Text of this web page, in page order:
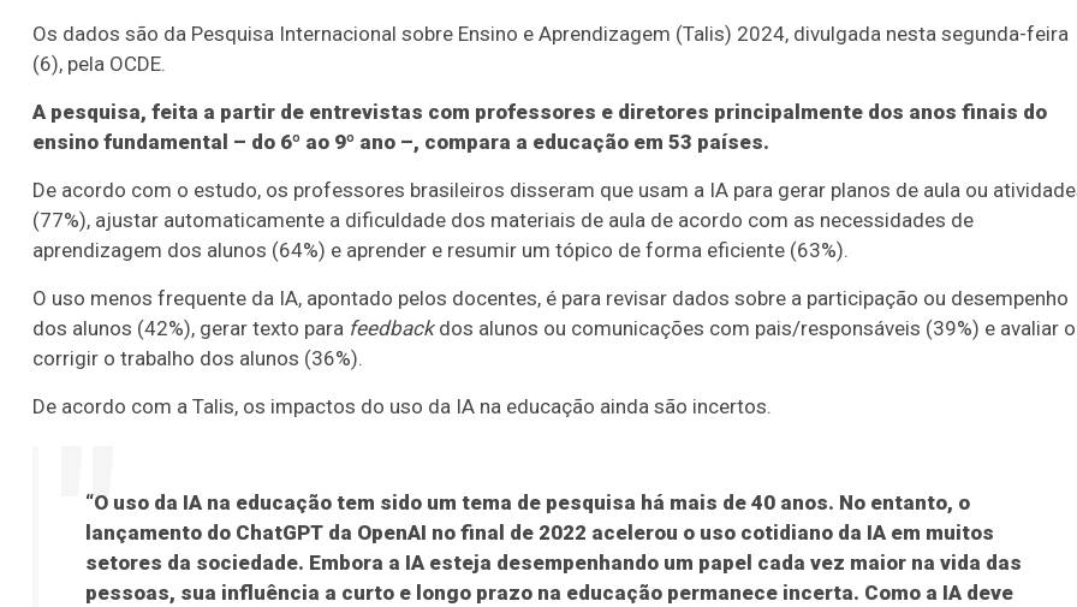
Os dados são da Pesquisa Internacional sobre Ensino e Aprendizagem (Talis) 2024, divulgada nesta segunda-feira
(6), pela OCDE.
A pesquisa, feita a partir de entrevistas com professores e diretores principalmente dos anos finais do
ensino fundamental – do 6º ao 9º ano –, compara a educação em 53 países.
De acordo com o estudo, os professores brasileiros disseram que usam a IA para gerar planos de aula ou
(77%), ajustar automaticamente a dificuldade dos materiais de aula de acordo com as necessidades de
aprendizagem dos alunos (64%) e aprender e resumir um tópico de forma eficiente (63%).
O uso menos frequente da IA, apontado pelos docentes, é para revisar dados sobre a participação ou desempenho
dos alunos (42%), gerar texto para feedbackdos alunos ou comunicações com pais/responsáveis (39%) e avaliar
corrigir o trabalho dos alunos (36%).
De acordo com a Talis, os impactos do uso da IA na educação ainda são incertos.
“O uso da IA na educação tem sido um tema de pesquisa há mais de 40 anos. No entanto, o
lançamento do ChatGPT da OpenAI no final de 2022 acelerou o uso cotidiano da IA em muitos
setores da sociedade. Embora a IA esteja desempenhando um papel cada vez maior na vida das
pessoas, sua influência a curto e longo prazo na educação permanece incerta. Como a IA deve